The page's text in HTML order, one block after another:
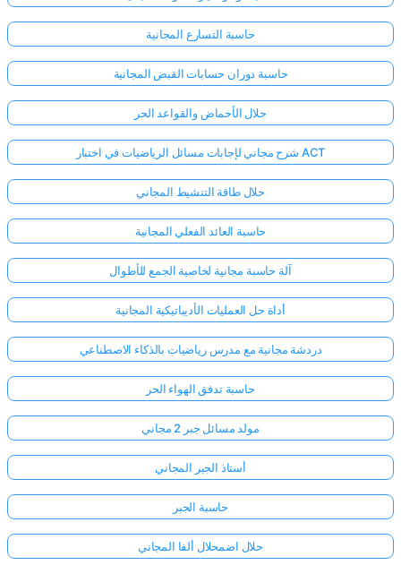
حاسبة التسارع المجانية
حاسبة دوران حسابات القبض المجانية
حلال الأحماض والقواعد الحر
شرح مجاني لإجابات مسائل الرياضيات في اختبار ACT
حلال طاقة التنشيط المجاني
حاسبة العائد الفعلي المجانية
آلة حاسبة مجانية لخاصية الجمع للأطوال
أداة حل العمليات الأديباتيكية المجانية
دردشة مجانية مع مدرس رياضيات بالذكاء الاصطناعي
حاسبة تدفق الهواء الحر
مولد مسائل جبر 2 مجاني
أستاذ الجبر المجاني
حاسبة الجبر
حلال اضمحلال ألفا المجاني